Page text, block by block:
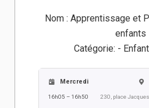
Nom : Apprentissage et
enfants
Catégorie: -
Mercredi
16h05 – 16h50